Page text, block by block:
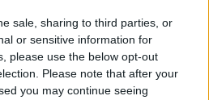
sale, sharing to third parties, or
or sensitive information for
please use the below opt-out
Please note that after your
you may continue seeing